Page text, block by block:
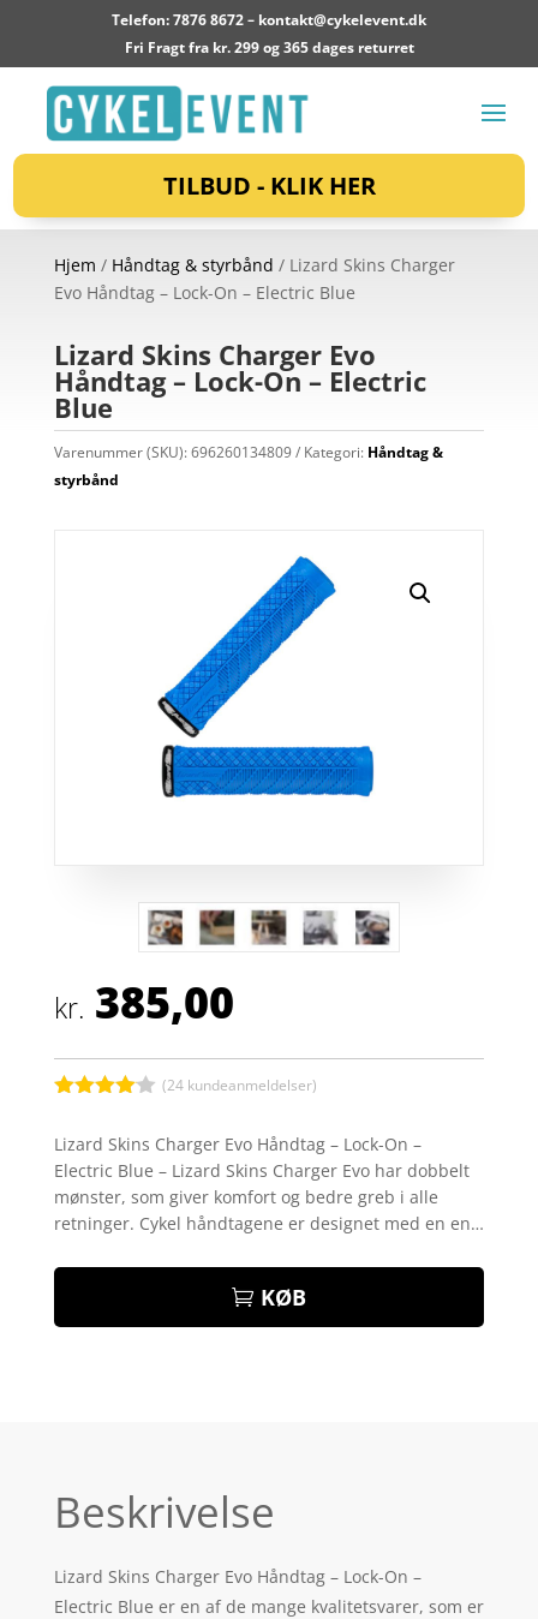
Telefon: 7876 8672 – kontakt@cykelevent.dk
Fri Fragt fra kr. 299 og 365 dages returret
TILBUD - KLIK HER
Hjem / Håndtag & styrbånd / Lizard Skins Charger
Evo Håndtag – Lock-On – Electric Blue
Lizard Skins Charger Evo
Håndtag – Lock-On – Electric
Blue
Varenummer (SKU):696260134809 Kategori: Håndtag &
styrbånd
kr. 385,00
ud af 5
baseret
kundebed
ømmelse
(24 kundeanmeldelser)
Lizard Skins Charger Evo Håndtag – Lock-On –
Electric Blue – Lizard Skins Charger Evo har dobbelt
mønster, som giver komfort og bedre greb i alle
retninger. Cykel håndtagene er designet med en en…
KØB
Beskrivelse
Lizard Skins Charger Evo Håndtag – Lock-On –
Electric Blue er en af de mange kvalitetsvarer, som er